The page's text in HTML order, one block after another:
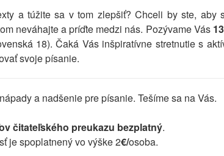
a túžite sa v tom zlepšiť? Chceli by ste, aby
neváhajte a príďte medzi nás. Pozývame Vás
18). Čaká Vás inšpiratívne stretnutie s
svoje písanie.
a nadšenie pre písanie. Tešíme sa na Vás.
čitateľského preukazu bezplatný.
je spoplatnený vo výške 2€/osoba.